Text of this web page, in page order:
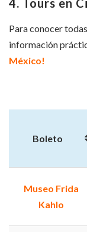
4. Tours en
Para conocer
información
México!
Boleto
Museo Frida
Kahlo